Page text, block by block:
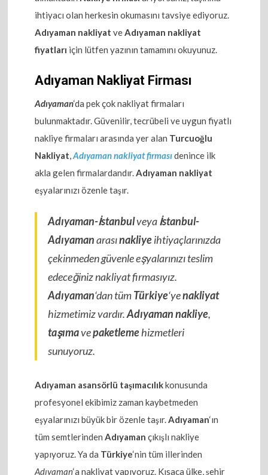
ihtiyacı olan herkesin okumasını tavsiye ediyoruz.
Adıyaman nakliyat veAdıyaman nakliyat
fiyatları için lütfen yazının tamamını okuyunuz.
Adıyaman Nakliyat Firması
Adıyaman‘da pek çok nakliyat firmaları
bulunmaktadır. Güvenilir, tecrübeli ve uygun fiyatlı
nakliye firmaları arasında yer alan Turcuoğlu
Nakliyat,Adıyaman nakliyat firmasıdenince ilk
akla gelen firmalardandır.Adıyaman nakliyat
eşyalarınızı özenle taşır.
Adıyaman-İstanbulveyaİstanbul-
Adıyamanarasınakliyeihtiyaçlarınızda
çekinmeden güvenle eşyalarınızı teslim
edeceğiniz nakliyat firmasıyız.
Adıyaman‘dan tümTürkiye‘yenakliyat
hizmetimiz vardır.Adıyaman nakliye,
taşımavepaketlemehizmetleri
sunuyoruz.
Adıyaman asansörlü taşımacılıkkonusunda
profesyonel ekibimiz zaman kaybetmeden
eşyalarınızı büyük bir özenle taşır.Adıyaman‘ın
tüm semtlerindenAdıyaman çıkışlı nakliye
yapıyoruz. Ya da Türkiye‘nin tüm illerinden
Adıyaman‘a nakliyat yapıyoruz. Kısaca ülke, şehir